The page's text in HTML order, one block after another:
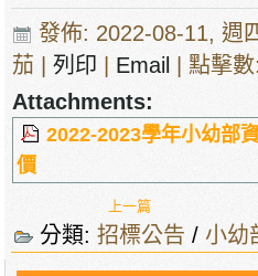
發佈: 2022-08-11, 週
茄 |列印 Email
| 點擊
Attachments:
2022-2023學年小幼部
價
上一篇
分類:招標公告 / 小幼